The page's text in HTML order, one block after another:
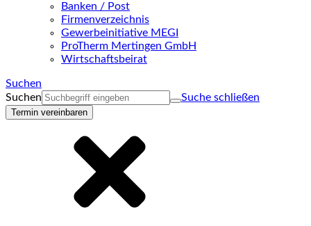
Banken / Post
Firmenverzeichnis
Gewerbeinitiative MEGI
ProTherm Mertingen GmbH
Wirtschaftsbeirat
Suchen
Suchen
Suche schließen
Termin vereinbaren